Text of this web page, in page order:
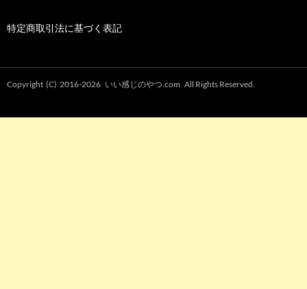
特定商取引法に基づく表記
Copyright (C) 2016-2026 いい感じのやつ.com All Rights Reserved.